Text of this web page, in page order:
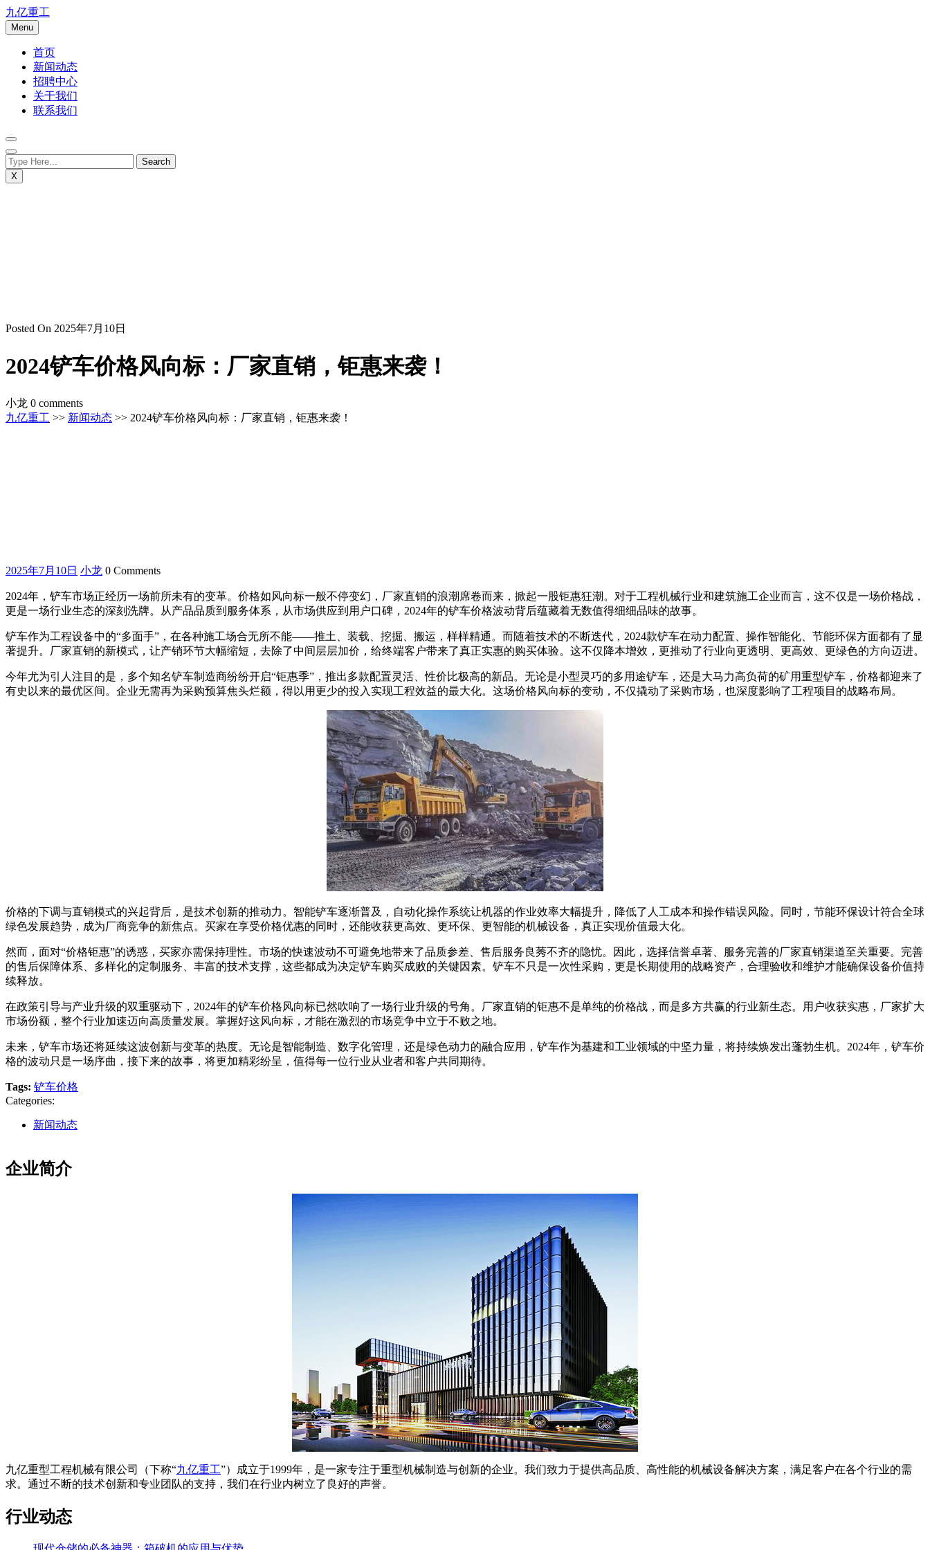
Skip
to
content
九亿重工
Menu
首页
新闻动态
招聘中心
关于我们
联系我们
X
Posted On 2025年7月10日
2024铲车价格风向标：厂家直销，钜惠来袭！
小龙 0 comments
九亿重工 >> 新闻动态 >> 2024铲车价格风向标：厂家直销，钜惠来袭！
2025年7月10日 2025
7
月
日
小龙 小
0 Comments
2024年，铲车市场正经历一场前所未有的变革。价格如风向标一般不停变幻，厂家直销的浪潮席卷而来，掀起一股钜惠狂潮。对于工程机械行业和建筑施工企业而言，这不仅是一场价格战，
更是一场行业生态的深刻洗牌。从产品品质到服务体系，从市场供应到用户口碑，2024年的铲车价格波动背后蕴藏着无数值得细细品味的故事。
铲车作为工程设备中的“多面手”，在各种施工场合无所不能——推土、装载、挖掘、搬运，样样精通。而随着技术的不断迭代，2024款铲车在动力配置、操作智能化、节能环保方面都有了显
著提升。厂家直销的新模式，让产销环节大幅缩短，去除了中间层层加价，给终端客户带来了真正实惠的购买体验。这不仅降本增效，更推动了行业向更透明、更高效、更绿色的方向迈进。
今年尤为引人注目的是，多个知名铲车制造商纷纷开启“钜惠季”，推出多款配置灵活、性价比极高的新品。无论是小型灵巧的多用途铲车，还是大马力高负荷的矿用重型铲车，价格都迎来了
有史以来的最优区间。企业无需再为采购预算焦头烂额，得以用更少的投入实现工程效益的最大化。这场价格风向标的变动，不仅撬动了采购市场，也深度影响了工程项目的战略布局。
价格的下调与直销模式的兴起背后，是技术创新的推动力。智能铲车逐渐普及，自动化操作系统让机器的作业效率大幅提升，降低了人工成本和操作错误风险。同时，节能环保设计符合全球
绿色发展趋势，成为厂商竞争的新焦点。买家在享受价格优惠的同时，还能收获更高效、更环保、更智能的机械设备，真正实现价值最大化。
然而，面对“价格钜惠”的诱惑，买家亦需保持理性。市场的快速波动不可避免地带来了品质参差、售后服务良莠不齐的隐忧。因此，选择信誉卓著、服务完善的厂家直销渠道至关重要。完善
的售后保障体系、多样化的定制服务、丰富的技术支撑，这些都成为决定铲车购买成败的关键因素。铲车不只是一次性采购，更是长期使用的战略资产，合理验收和维护才能确保设备价值持
续释放。
在政策引导与产业升级的双重驱动下，2024年的铲车价格风向标已然吹响了一场行业升级的号角。厂家直销的钜惠不是单纯的价格战，而是多方共赢的行业新生态。用户收获实惠，厂家扩大
市场份额，整个行业加速迈向高质量发展。掌握好这风向标，才能在激烈的市场竞争中立于不败之地。
未来，铲车市场还将延续这波创新与变革的热度。无论是智能制造、数字化管理，还是绿色动力的融合应用，铲车作为基建和工业领域的中坚力量，将持续焕发出蓬勃生机。2024年，铲车价
格的波动只是一场序曲，接下来的故事，将更加精彩纷呈，值得每一位行业从业者和客户共同期待。
Tags: 铲车价格
Categories:
新闻动态
企业简介
九亿重型工程机械有限公司（下称“九亿重工”）成立于1999年，是一家专注于重型机械制造与创新的企业。我们致力于提供高品质、高性能的机械设备解决方案，满足客户在各个行业的需
求。通过不断的技术创新和专业团队的支持，我们在行业内树立了良好的声誉。
行业动态